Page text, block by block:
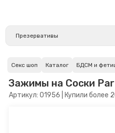
Секс шоп Каталог БДСМ и
Зажимы на Cоски
Артикул: 01956 | Купили более